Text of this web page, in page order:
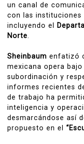
un canal de
con las instituciones
incluyendo el
Norte.
Sheinbaum enfatizó
mexicana opera
subordinación y
informes recientes
de trabajo ha
inteligencia y
desmarcándose así
propuesto en el